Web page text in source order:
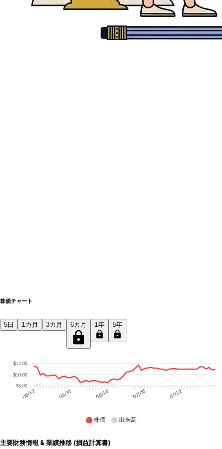
株価チャート
5日 1カ月 3カ月 6カ月 1年 5年
$12.00
$10.00
$8.00
05/12 05/31 06/16 07/06 07/22
株価 出来高
主要財務情報 & 業績推移 (損益計算書)